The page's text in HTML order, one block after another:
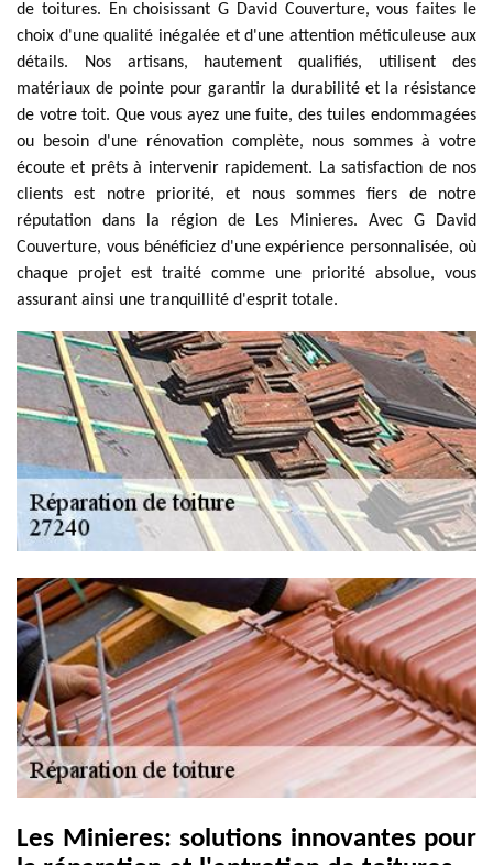
de toitures. En choisissant G David Couverture, vous faites le
choix d'une qualité inégalée et d'une attention méticuleuse aux
détails. Nos artisans, hautement qualifiés, utilisent des
matériaux de pointe pour garantir la durabilité et la résistance
de votre toit. Que vous ayez une fuite, des tuiles endommagées
ou besoin d'une rénovation complète, nous sommes à votre
écoute et prêts à intervenir rapidement. La satisfaction de nos
clients est notre priorité, et nous sommes fiers de notre
réputation dans la région de Les Minieres. Avec G David
Couverture, vous bénéficiez d'une expérience personnalisée, où
chaque projet est traité comme une priorité absolue, vous
assurant ainsi une tranquillité d'esprit totale.
Les Minieres: solutions innovantes pour